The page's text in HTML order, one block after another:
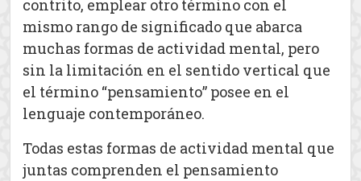
contrito, emplear otro término con el
mismo rango de significado que abarca
muchas formas de actividad mental, pero
sin la limitación en el sentido vertical que
el término “pensamiento” posee en el
lenguaje contemporáneo.
Todas estas formas de actividad mental que
juntas comprenden el pensamiento